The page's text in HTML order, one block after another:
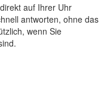
auf Ihrer Uhr
antworten, ohne das
wenn Sie